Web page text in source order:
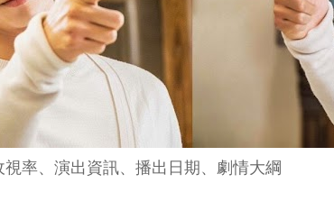
率、演出資訊、播出日期、劇情大綱